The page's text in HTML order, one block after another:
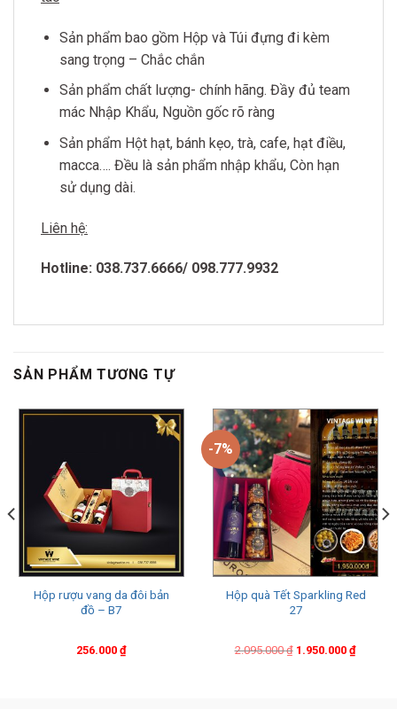
Sản phẩm bao gồm Hộp và Túi đựng đi kèm
sang trọng – Chắc chắn
Sản phẩm chất lượng- chính hãng. Đầy đủ team
mác Nhập Khẩu, Nguồn gốc rõ ràng
Sản phẩm Hột hạt, bánh kẹo, trà, cafe, hạt điều,
macca…. Đều là sản phẩm nhập khẩu, Còn hạn
sử dụng dài.
Liên hệ:
Hotline: 038.737.6666/ 098.777.9932
SẢN PHẨM TƯƠNG TỰ
Hộp rượu vang da đôi bản
đồ – B7
256.000 ₫
-7%
Hộp quà Tết Sparkling Red
27
2.095.000₫
Original
1.950.000₫
Current